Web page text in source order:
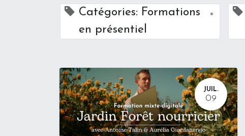
Catégories: Formations
en présentiel
×
JUIL.
09